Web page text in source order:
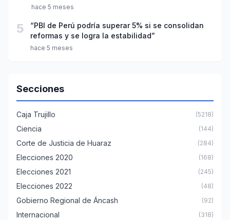
hace 5 meses
5
“PBI de Perú podría superar 5% si se consolidan
reformas y se logra la estabilidad”
hace 5 meses
Secciones
Caja Trujillo (5218)
Ciencia (144)
Corte de Justicia de Huaraz (284)
Elecciones 2020 (168)
Elecciones 2021 (245)
Elecciones 2022 (48)
Gobierno Regional de Áncash (92)
Internacional (318)